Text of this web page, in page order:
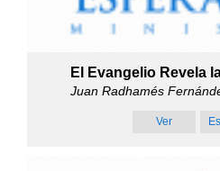
El Evangelio Revela
Juan Radhamés
Ver